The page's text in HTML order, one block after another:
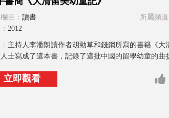
目： 讀書 所屬頻道
2012
主持人李潘朗讀作者胡勁草和錢鋼所寫的書籍《
士寫成了這本書，記錄了這批中國的留學幼童的曲
立即觀看